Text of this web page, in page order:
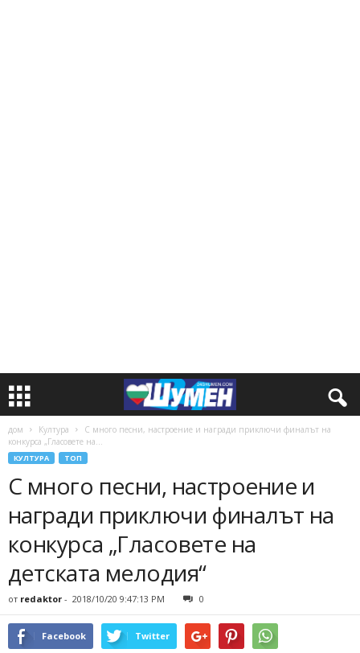
дом Култура
С много песни, настроение и награди приключи финалът на
конкурса „Гласовете на...
КУЛТУРА ТОП
С много песни, настроение и
награди приключи финалът на
конкурса „Гласовете на
детската мелодия“
от redaktor - 2018/10/20 9:47:13 PM 0
Facebook Twitter